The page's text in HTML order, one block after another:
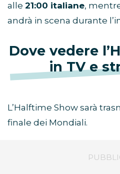
alle 21:00 italiane,
andrà in scena durante
Dove vedere
in TV e
L’Halftime Show sarà
finale dei Mondiali.